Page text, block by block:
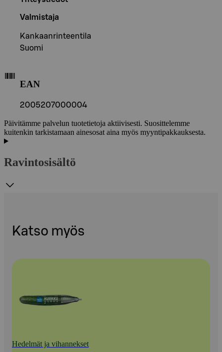
Valmistaja
Kankaanrinteentila
Suomi
EAN
2005207000004
Päivitämme palvelun tuotetietoja aktiivisesti. Suosittelemme
kuitenkin tarkistamaan ainesosat aina myös myyntipakkauksesta.
Ravintosisältö
Katso myös
Hedelmät ja vihannekset